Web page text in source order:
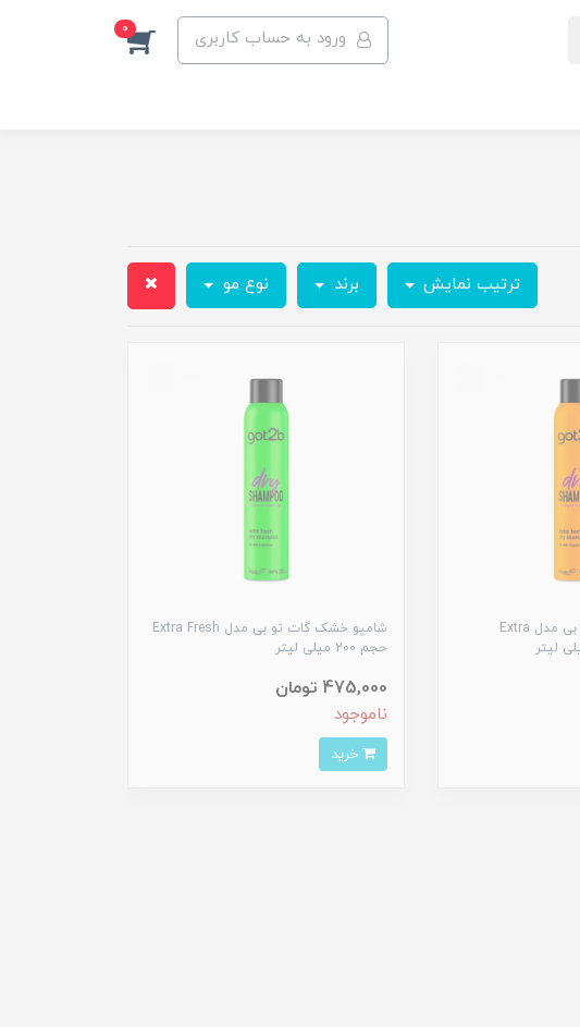
ورود به حساب کاربری 0
ترتیب نمایش برند نوع مو
شامپو خشک گات تو بی مدل Extra
شامپو خشک گات تو بی مدل Extra Fresh
حجم 200 میلی لیتر
475,000 تومان
ناموجود